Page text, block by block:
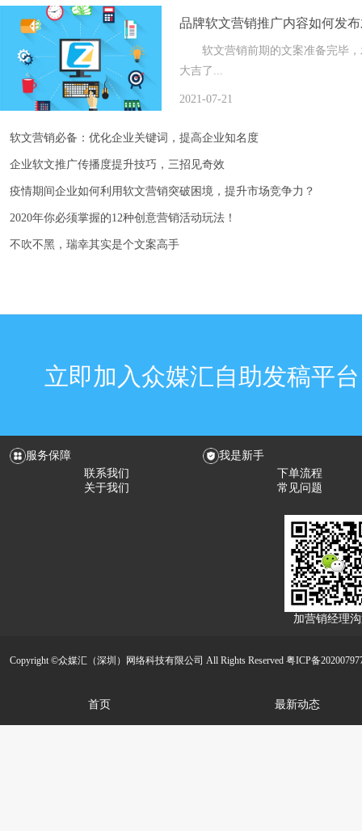
品牌软文营销推广内容如何发
软文营销前期的文案准备完毕，
大吉了...
2021-07-21
软文营销必备：优化企业关键词，提高企业知名度
企业软文推广传播度提升技巧，三招见奇效
疫情期间企业如何利用软文营销突破困境，提升市场竞争力？
2020年你必须掌握的12种创意营销活动玩法！
不吹不黑，瑞幸其实是个文案高手
立即加入众媒汇自助发稿平
服务保障
联系我们
关于我们
我是新手
下单流程
常见问题
加营销经理
Copyright ©众媒汇（深圳）网络科技有限公司 All Rights Reserved 粤ICP备
首页 最新动态